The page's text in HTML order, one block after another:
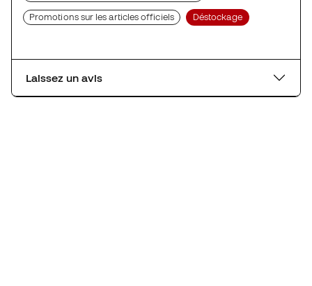
Promotions sur les articles officiels Déstockage
Laissez un avis